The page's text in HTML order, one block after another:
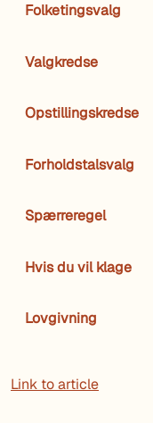
Folketingsvalg
Valgkredse
Opstillingskredse
Forholdstalsvalg
Spærreregel
Hvis du vil klage
Lovgivning
Link to article